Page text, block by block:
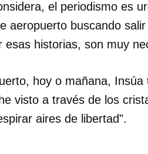
el periodismo es
aeropuerto buscando
historias, son muy
hoy o mañana,
visto a través de los
aires de libertad".